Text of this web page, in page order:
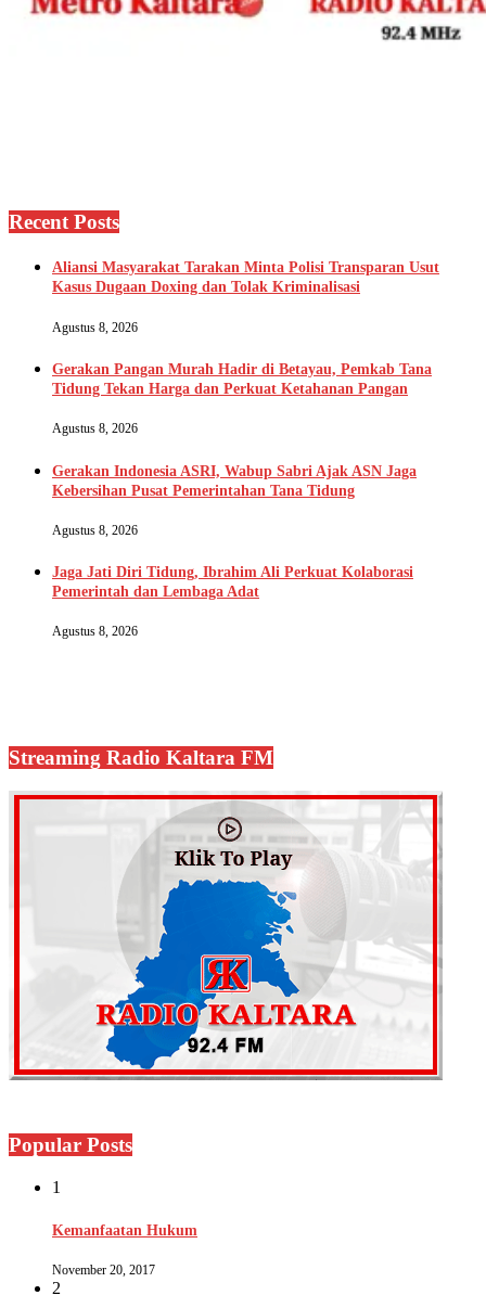
Recent Posts
Aliansi Masyarakat Tarakan Minta Polisi Transparan Usut
Kasus Dugaan Doxing dan Tolak Kriminalisasi
Agustus 8, 2026
Gerakan Pangan Murah Hadir di Betayau, Pemkab Tana
Tidung Tekan Harga dan Perkuat Ketahanan Pangan
Agustus 8, 2026
Gerakan Indonesia ASRI, Wabup Sabri Ajak ASN Jaga
Kebersihan Pusat Pemerintahan Tana Tidung
Agustus 8, 2026
Jaga Jati Diri Tidung, Ibrahim Ali Perkuat Kolaborasi
Pemerintah dan Lembaga Adat
Agustus 8, 2026
Streaming Radio Kaltara FM
Popular Posts
1
Kemanfaatan Hukum
November 20, 2017
2